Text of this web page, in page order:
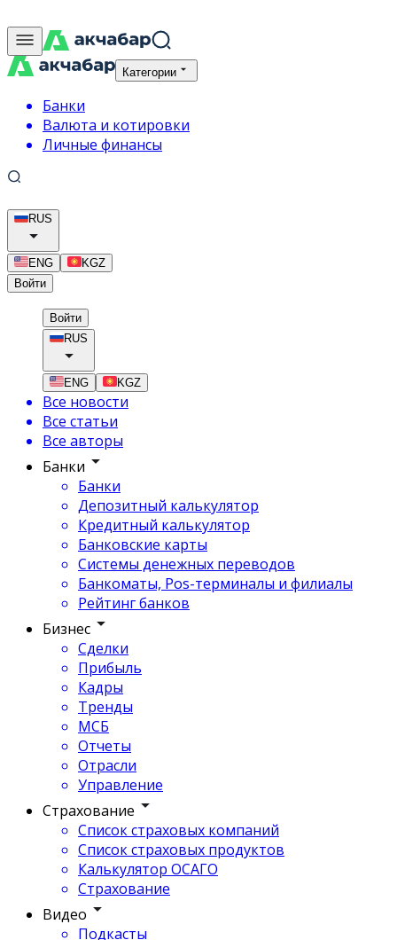
Категории
Банки
Валюта и котировки
Личные финансы
RUS
ENG
KGZ
Войти
Войти
RUS
ENG KGZ
Все новости
Все статьи
Все авторы
Банки
Банки
Депозитный калькулятор
Кредитный калькулятор
Банковские карты
Системы денежных переводов
Банкоматы, Pos-терминалы и филиалы
Рейтинг банков
Бизнес
Сделки
Прибыль
Кадры
Тренды
МСБ
Отчеты
Отрасли
Управление
Страхование
Список страховых компаний
Список страховых продуктов
Калькулятор ОСАГО
Страхование
Видео
Подкасты